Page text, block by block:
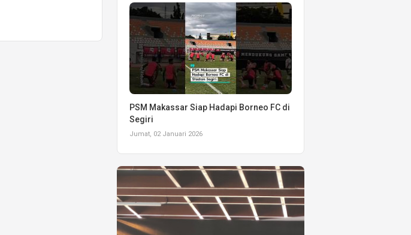
PSM Makassar Siap Hadapi Borneo FC di
Segiri
Jumat, 02 Januari 2026